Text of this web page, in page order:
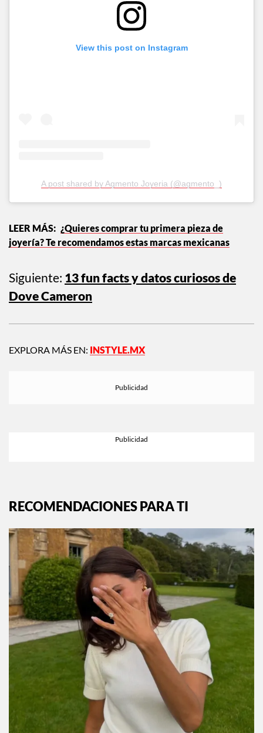
View this post on Instagram
A post shared by Agmento Joyeria (@agmento_)
¿Quieres comprar tu primera pieza de
joyería? Te recomendamos estas marcas mexicanas
Siguiente: 13 fun facts y datos curiosos de
Dove Cameron
EXPLORA MÁS EN: INSTYLE.MX
RECOMENDACIONES PARA TI